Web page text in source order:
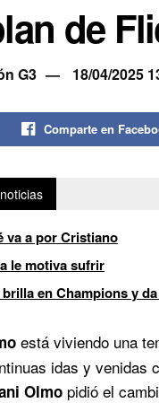
de
G3 18/04/2025
Comparte en
va a por Cristiano
le motiva sufrir
en Champions y
está viviendo una
idas y venidas
Olmo pidió el